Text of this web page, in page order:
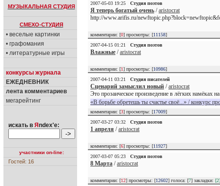
МУЗЫКАЛЬНАЯ СТУДИЯ
СМЕХО-СТУДИЯ
• веселые картинки
• графомания
• литературные игры
конкурсы журнала
ЕЖЕДНЕВНИК
лента комментариев
мегарейтинг
искать в Я ndex'е:
участники on-line:
Гостей: 16
2007-05-03 19:25
Студия поэтов
Я теперь богатый очень /aristocrat
http://www.arifis.ru/
комментарии: [0] просмотры: [11158]
2007-04-15 01:21
Студия поэтов
Влажные /aristocrat
комментарии: [1] просмотры: [10986]
2007-04-11 03:21
Студия писателей
Сценарий замыслил новый /aristocrat
Это прозаическое произведение в лёгких намёках
«В борьбе обретешь ты счастье своё...» / конкурс
комментарии: [3] просмотры: [17009]
2007-03-27 03:32
Студия поэтов
1 апреля /aristocrat
комментарии: [6] просмотры: [11927]
2007-03-07 05:23
Студия поэтов
8 Марта /aristocrat
комментарии: [12] просмотры: [12602] голоса: [7] закладки: [2]